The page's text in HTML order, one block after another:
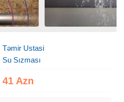
Təmir Ustasi
Su Sızması
41 Azn